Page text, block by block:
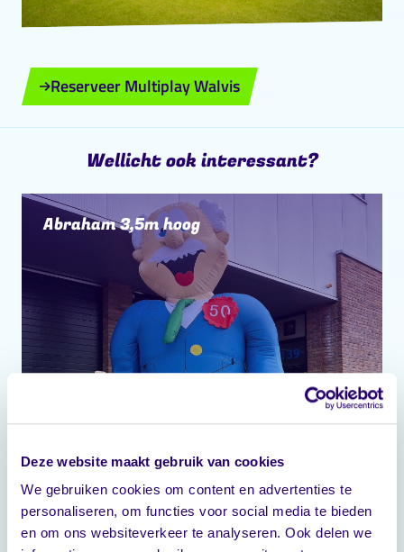
Deze website maakt gebruik van cookies
We gebruiken cookies om content en advertenties te
personaliseren, om functies voor social media te bieden
en om ons websiteverkeer te analyseren. Ook delen we
Reserveer Multiplay Walvis
Wellicht ook interessant?
Abraham 3,5m hoog
Multiplay Jungle